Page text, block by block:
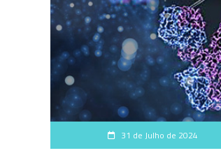
31 de Julho de 2024